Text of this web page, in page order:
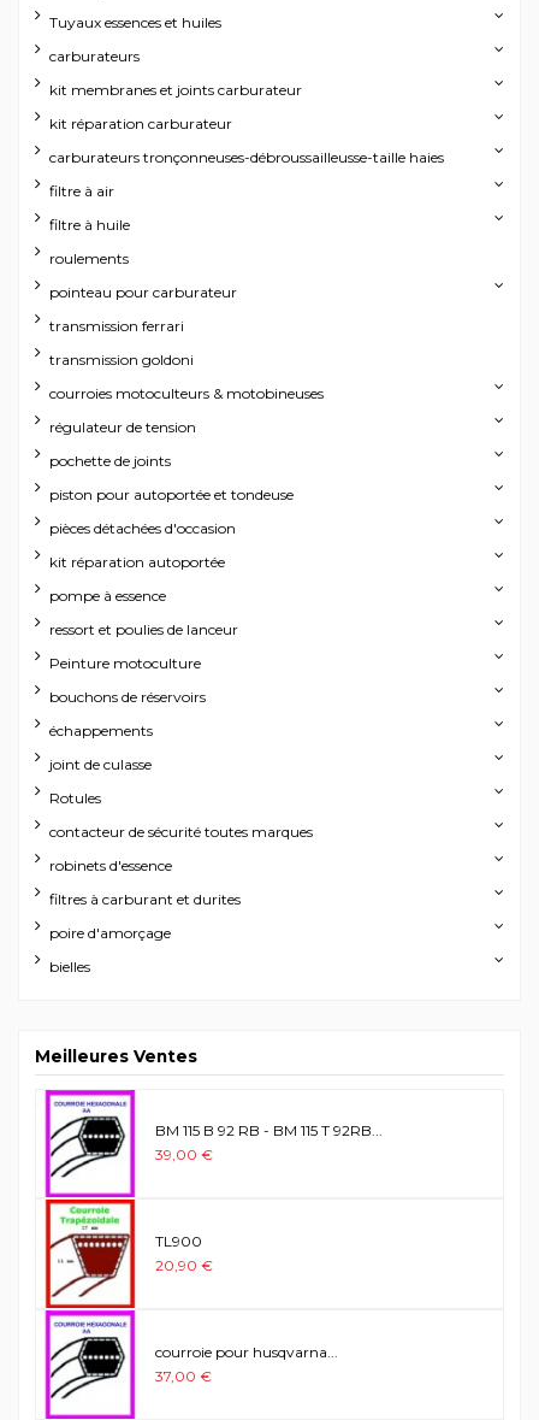
Tuyaux essences et huiles
carburateurs
kit membranes et joints carburateur
kit réparation carburateur
carburateurs tronçonneuses-débroussailleusse-taille haies
filtre à air
filtre à huile
roulements
pointeau pour carburateur
transmission ferrari
transmission goldoni
courroies motoculteurs & motobineuses
régulateur de tension
pochette de joints
piston pour autoportée et tondeuse
pièces détachées d'occasion
kit réparation autoportée
pompe à essence
ressort et poulies de lanceur
Peinture motoculture
bouchons de réservoirs
échappements
joint de culasse
Rotules
contacteur de sécurité toutes marques
robinets d'essence
filtres à carburant et durites
poire d'amorçage
bielles
Meilleures Ventes
BM 115 B 92 RB - BM 115 T 92RB...
39,00 €
TL900
20,90 €
courroie pour husqvarna...
37,00 €